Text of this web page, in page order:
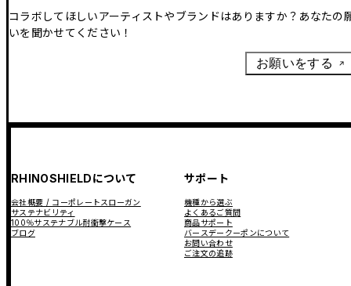
コラボしてほしいアーティストやブランドはありますか？あなたの
いを聞かせてください！
お願いをする
RHINOSHIELDについて
会社概要 / コーポレートスローガン
サステナビリティ
100％サステナブル耐衝撃ケース
ブログ
サポート
機種から選ぶ
よくあるご質問
商品サポート
バースデークーポンについて
お問い合わせ
ご注文の追跡